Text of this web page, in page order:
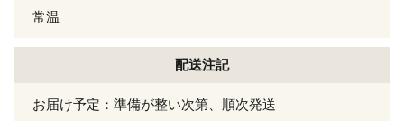
常温
配送注記
お届け予定：準備が整い次第、順次発送